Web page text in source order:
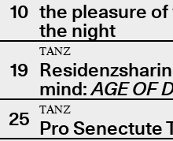
10 the pleasure
the night
19
TANZ
mind:AGE OF
25
TANZ
Pro Senectute